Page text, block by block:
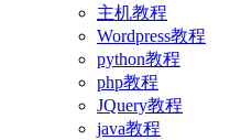
主机教程
Wordpress教程
python教程
php教程
JQuery教程
java教程